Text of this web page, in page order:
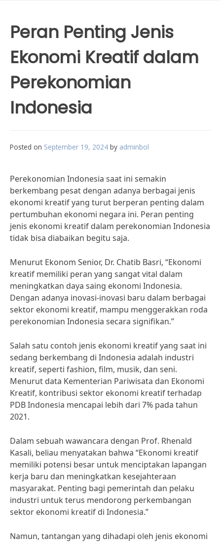
Peran Penting Jenis
Ekonomi Kreatif dalam
Perekonomian
Indonesia
Posted on September 19, 2024 by adminbol
Perekonomian Indonesia saat ini semakin
berkembang pesat dengan adanya berbagai jenis
ekonomi kreatif yang turut berperan penting dalam
pertumbuhan ekonomi negara ini. Peran penting
jenis ekonomi kreatif dalam perekonomian Indonesia
tidak bisa diabaikan begitu saja.
Menurut Ekonom Senior, Dr. Chatib Basri, “Ekonomi
kreatif memiliki peran yang sangat vital dalam
meningkatkan daya saing ekonomi Indonesia.
Dengan adanya inovasi-inovasi baru dalam berbagai
sektor ekonomi kreatif, mampu menggerakkan roda
perekonomian Indonesia secara signifikan.”
Salah satu contoh jenis ekonomi kreatif yang saat ini
sedang berkembang di Indonesia adalah industri
kreatif, seperti fashion, film, musik, dan seni.
Menurut data Kementerian Pariwisata dan Ekonomi
Kreatif, kontribusi sektor ekonomi kreatif terhadap
PDB Indonesia mencapai lebih dari 7% pada tahun
2021.
Dalam sebuah wawancara dengan Prof. Rhenald
Kasali, beliau menyatakan bahwa “Ekonomi kreatif
memiliki potensi besar untuk menciptakan lapangan
kerja baru dan meningkatkan kesejahteraan
masyarakat. Penting bagi pemerintah dan pelaku
industri untuk terus mendorong perkembangan
sektor ekonomi kreatif di Indonesia.”
Namun, tantangan yang dihadapi oleh jenis ekonomi